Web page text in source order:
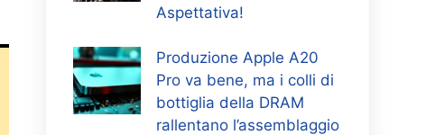
Aspettativa!
Produzione Apple A20
Pro va bene, ma i colli di
bottiglia della DRAM
rallentano l’assemblaggio